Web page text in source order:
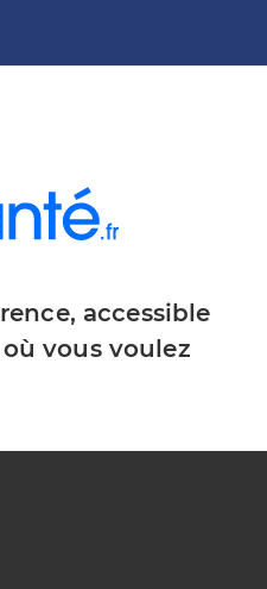
accessible
vous voulez